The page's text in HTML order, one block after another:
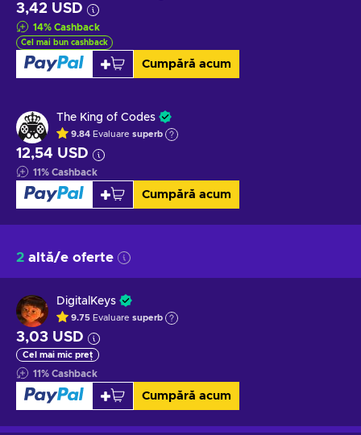
3,42 USD
14% Cashback
Cel mai bun cashback
Cumpără acum
The King of Codes
9.84 Evaluare superb
12,54 USD
11% Cashback
Cumpără acum
2 altă/e oferte
DigitalKeys
9.75 Evaluare superb
3,03 USD
Cel mai mic preț
11% Cashback
Cumpără acum